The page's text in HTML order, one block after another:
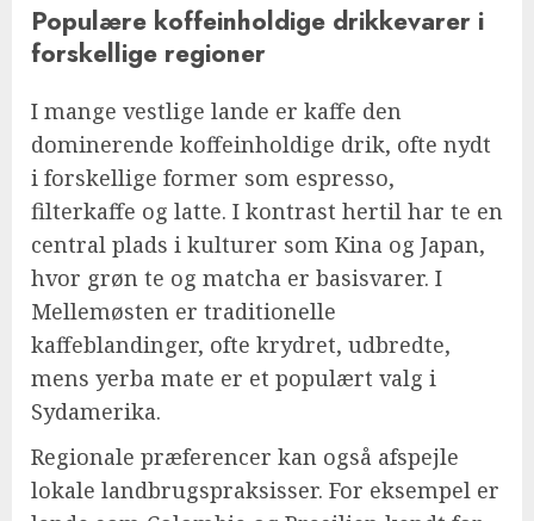
Populære koffeinholdige drikkevarer i
forskellige regioner
I mange vestlige lande er kaffe den
dominerende koffeinholdige drik, ofte nydt
i forskellige former som espresso,
filterkaffe og latte. I kontrast hertil har te en
central plads i kulturer som Kina og Japan,
hvor grøn te og matcha er basisvarer. I
Mellemøsten er traditionelle
kaffeblandinger, ofte krydret, udbredte,
mens yerba mate er et populært valg i
Sydamerika.
Regionale præferencer kan også afspejle
lokale landbrugspraksisser. For eksempel er